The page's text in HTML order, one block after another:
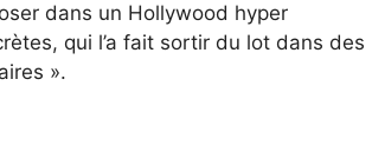
dans un Hollywood hyper
qui l’a fait sortir du lot dans des
».